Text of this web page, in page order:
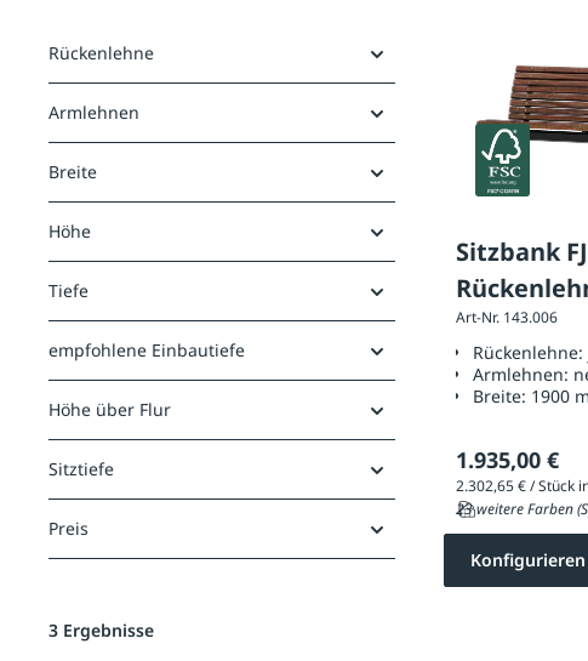
Rückenlehne
Armlehnen
Breite
Höhe
Tiefe
empfohlene Einbautiefe
Höhe über Flur
Sitztiefe
Preis
3 Ergebnisse
Sitzbank
Art-Nr. 143.006
Rückenlehne:
Armlehnen:
Breite: 1900
1.935,00 €
23 weitere Farben
Konfigurieren